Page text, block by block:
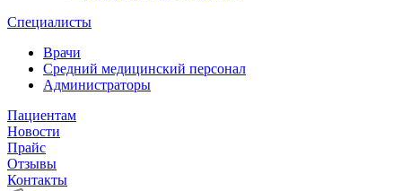
Специалисты
Врачи
Средний медицинский персонал
Администраторы
Пациентам
Новости
Прайс
Отзывы
Контакты